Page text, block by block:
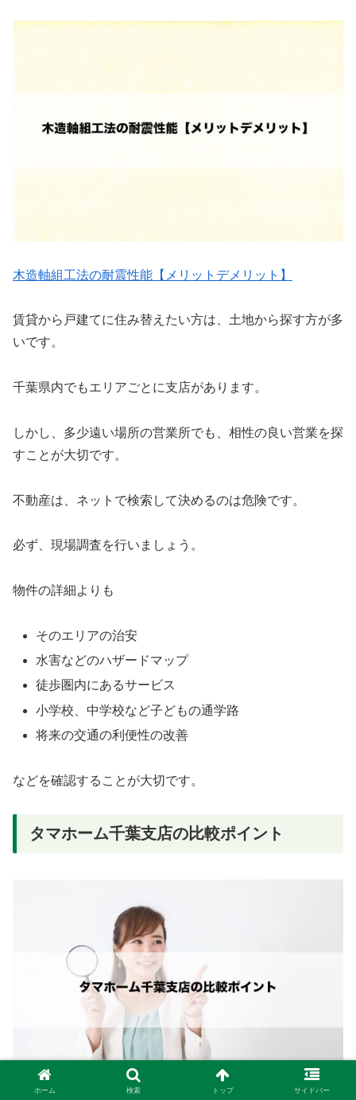
木造軸組工法の耐震性能【メリットデメリット】
賃貸から戸建てに住み替えたい方は、土地から探す方が多
いです。
千葉県内でもエリアごとに支店があります。
しかし、多少遠い場所の営業所でも、相性の良い営業を探
すことが大切です。
不動産は、ネットで検索して決めるのは危険です。
必ず、現場調査を行いましょう。
物件の詳細よりも
そのエリアの治安
水害などのハザードマップ
徒歩圏内にあるサービス
小学校、中学校など子どもの通学路
将来の交通の利便性の改善
などを確認することが大切です。
タマホーム千葉支店の比較ポイント
ホーム 検索 トップ サイドバー